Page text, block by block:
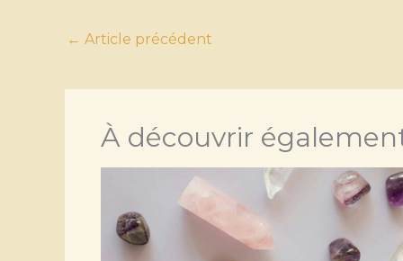
← Article précédent
À découvrir